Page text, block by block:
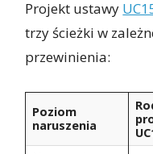
Projekt ustawy
trzy ścieżki w
przewinienia:
Poziom
naruszenia